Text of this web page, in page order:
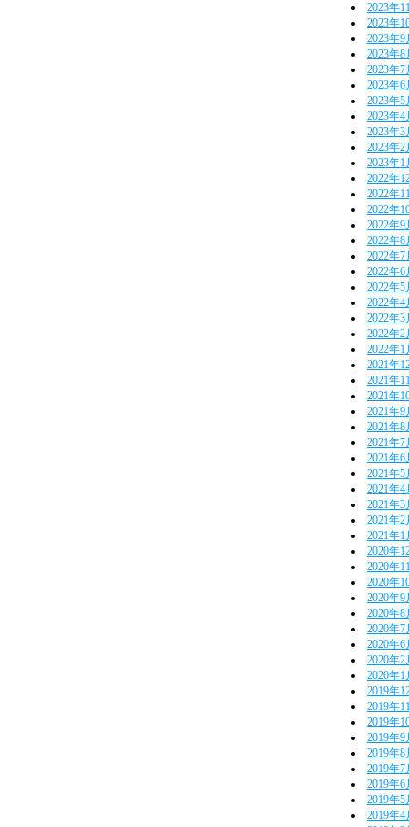
2023年
2023年
2023年9
2023年8
2023年7
2023年6
2023年5
2023年4
2023年3
2023年2
2023年1
2022年
2022年
2022年
2022年9
2022年8
2022年7
2022年6
2022年5
2022年4
2022年3
2022年2
2022年1
2021年
2021年
2021年
2021年9
2021年8
2021年7
2021年6
2021年5
2021年4
2021年3
2021年2
2021年1
2020年
2020年
2020年
2020年9
2020年8
2020年7
2020年6
2020年2
2020年1
2019年
2019年
2019年
2019年9
2019年8
2019年7
2019年6
2019年5
2019年4